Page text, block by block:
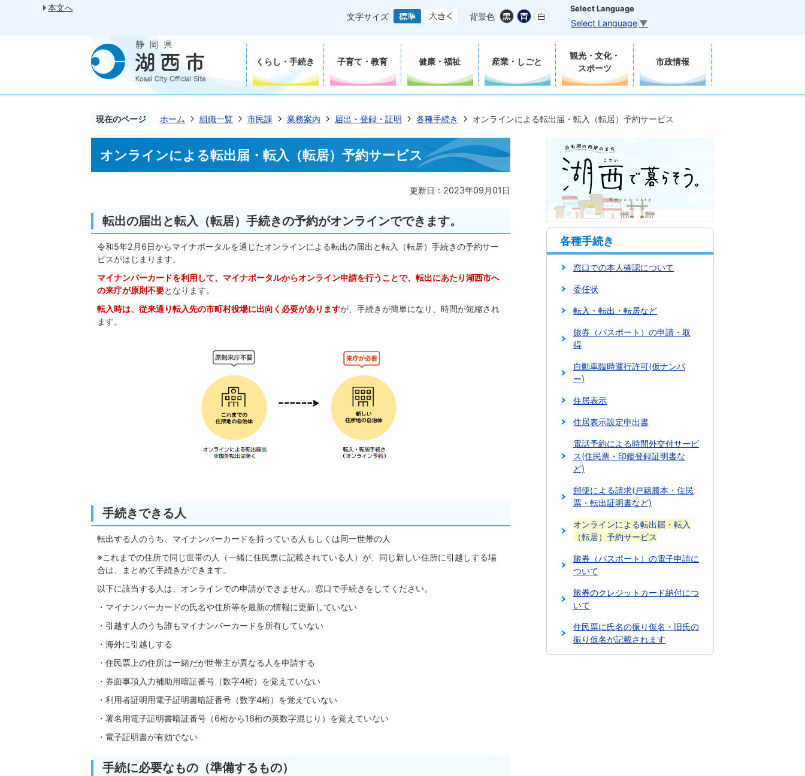
本文へ
文字サイズ
背景色
Select Language
Select Language ▼
くらし・手続き 子育て・教育 健康・福祉 産業・しごと
観光・文化・
スポーツ
市政情報
現在のページ ホーム 組織一覧 市民課 業務案内 届出・登録・証明 各種手続き オンラインによる転出届・転入（転居）予約サービス
オンラインによる転出届・転入（転居）予約サービス
更新日：2023年09月01日
転出の届出と転入（転居）手続きの予約がオンラインでできます。
令和5年2月6日からマイナポータルを通じたオンラインによる転出の届出と転入（転居）手続きの予約サー
ビスがはじまります。
マイナンバーカードを利用して、マイナポータルからオンライン申請を行うことで、転出にあたり湖西市へ
の来庁が原則不要となります。
転入時は、従来通り転入先の市町村役場に出向く必要がありますが、手続きが簡単になり、時間が短縮され
ます。
手続きできる人
転出する人のうち、マイナンバーカードを持っている人もしくは同一世帯の人
※これまでの住所で同じ世帯の人（一緒に住民票に記載されている人）が、同じ新しい住所に引越しする場
合は、まとめて手続きができます。
以下に該当する人は、オンラインでの申請ができません。窓口で手続きをしてください。
・マイナンバーカードの氏名や住所等を最新の情報に更新していない
・引越す人のうち誰もマイナンバーカードを所有していない
・海外に引越しする
・住民票上の住所は一緒だが世帯主が異なる人を申請する
・券面事項入力補助用暗証番号（数字4桁）を覚えていない
・利用者証明用電子証明書暗証番号（数字4桁）を覚えていない
・署名用電子証明書暗証番号（6桁から16桁の英数字混じり）を覚えていない
・電子証明書が有効でない
手続に必要なもの（準備するもの）
各種手続き
窓口での本人確認について
委任状
転入・転出・転居など
旅券（パスポート）の申請・取
得
自動車臨時運行許可(仮ナンバ
ー)
住居表示
住居表示設定申出書
電話予約による時間外交付サービ
ス(住民票・印鑑登録証明書な
ど)
郵便による請求(戸籍謄本・住民
票・転出証明書など)
オンラインによる転出届・転入
（転居）予約サービス
旅券（パスポート）の電子申請に
ついて
旅券のクレジットカード納付につ
いて
住民票に氏名の振り仮名・旧氏の
振り仮名が記載されます